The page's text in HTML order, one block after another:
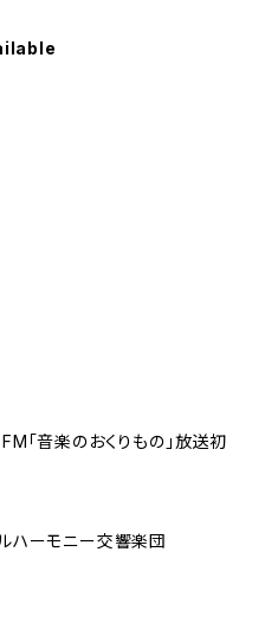
「音楽のおくりもの」放送初
ーモニー交響楽団